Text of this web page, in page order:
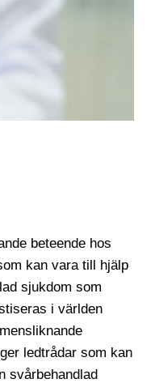
beteende hos
kan vara till hjälp
sjukdom som
i världen
ledtrådar som kan
svårbehandlad